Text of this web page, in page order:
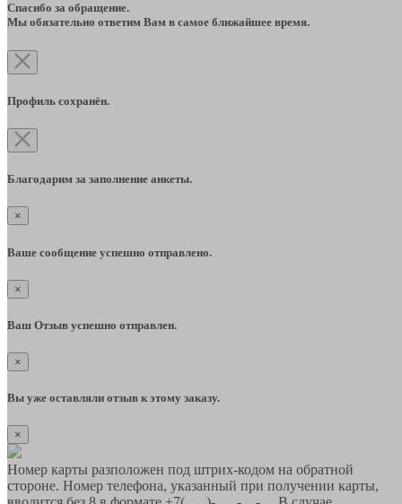
Спасибо за обращение.
Мы обязательно ответим Вам в самое ближайшее время.
Профиль сохранён.
Благодарим за заполнение анкеты.
×
Ваше сообщение успешно отправлено.
×
Ваш Отзыв успешно отправлен.
×
Вы уже оставляли отзыв к этому заказу.
×
Номер карты разположен под штрих-кодом на обратной
стороне. Номер телефона, указанный при получении карты,